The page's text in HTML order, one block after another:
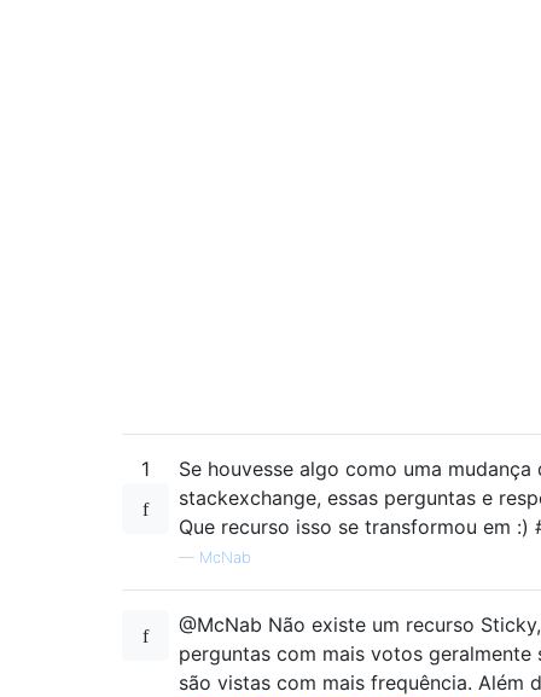
1
Se houvesse algo como uma mudança
stackexchange, essas perguntas e
Que recurso isso se transformou em :)
— McNab
@McNab Não existe um recurso
perguntas com mais votos geralmente
são vistas com mais frequência. Além